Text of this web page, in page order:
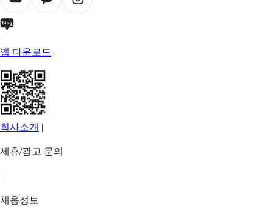
앱 다운로드
회사소개 |
제휴/광고 문의
|
채용정보